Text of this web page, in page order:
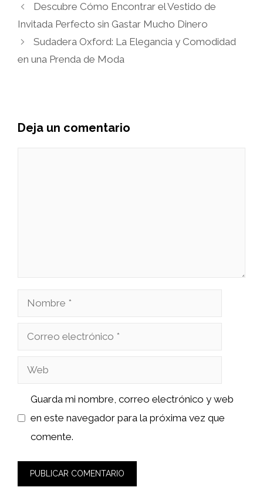
Descubre Cómo Encontrar el Vestido de
Invitada Perfecto sin Gastar Mucho Dinero
Sudadera Oxford: La Elegancia y Comodidad
en una Prenda de Moda
Deja un comentario
Nombre
Correo
Web
Guarda mi nombre, correo electrónico y web
en este navegador para la próxima vez que
comente.